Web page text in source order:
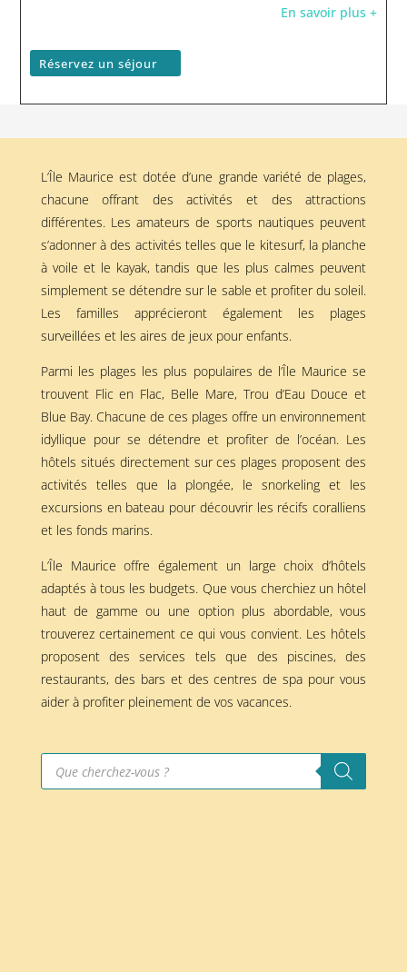
En savoir plus +
Réservez un séjour
L’Île Maurice est dotée d’une grande variété de plages,
chacune offrant des activités et des attractions
différentes. Les amateurs de sports nautiques peuvent
s’adonner à des activités telles que le kitesurf, la planche
à voile et le kayak, tandis que les plus calmes peuvent
simplement se détendre sur le sable et profiter du soleil.
Les familles apprécieront également les plages
surveillées et les aires de jeux pour enfants.
Parmi les plages les plus populaires de l’Île Maurice se
trouvent Flic en Flac, Belle Mare, Trou d’Eau Douce et
Blue Bay. Chacune de ces plages offre un environnement
idyllique pour se détendre et profiter de l’océan. Les
hôtels situés directement sur ces plages proposent des
activités telles que la plongée, le snorkeling et les
excursions en bateau pour découvrir les récifs coralliens
et les fonds marins.
L’Île Maurice offre également un large choix d’hôtels
adaptés à tous les budgets. Que vous cherchiez un hôtel
haut de gamme ou une option plus abordable, vous
trouverez certainement ce qui vous convient. Les hôtels
proposent des services tels que des piscines, des
restaurants, des bars et des centres de spa pour vous
aider à profiter pleinement de vos vacances.
Recherche
produits